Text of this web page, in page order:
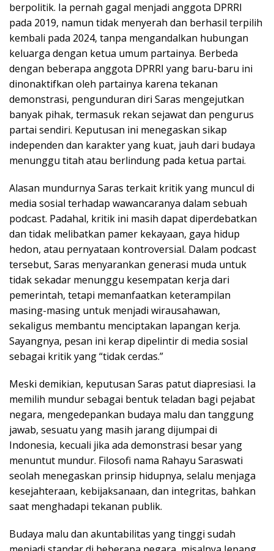
berpolitik. Ia pernah gagal menjadi anggota DPRRI
pada 2019, namun tidak menyerah dan berhasil terpilih
kembali pada 2024, tanpa mengandalkan hubungan
keluarga dengan ketua umum partainya. Berbeda
dengan beberapa anggota DPRRI yang baru-baru ini
dinonaktifkan oleh partainya karena tekanan
demonstrasi, pengunduran diri Saras mengejutkan
banyak pihak, termasuk rekan sejawat dan pengurus
partai sendiri. Keputusan ini menegaskan sikap
independen dan karakter yang kuat, jauh dari budaya
menunggu titah atau berlindung pada ketua partai.
Alasan mundurnya Saras terkait kritik yang muncul di
media sosial terhadap wawancaranya dalam sebuah
podcast. Padahal, kritik ini masih dapat diperdebatkan
dan tidak melibatkan pamer kekayaan, gaya hidup
hedon, atau pernyataan kontroversial. Dalam podcast
tersebut, Saras menyarankan generasi muda untuk
tidak sekadar menunggu kesempatan kerja dari
pemerintah, tetapi memanfaatkan keterampilan
masing-masing untuk menjadi wirausahawan,
sekaligus membantu menciptakan lapangan kerja.
Sayangnya, pesan ini kerap dipelintir di media sosial
sebagai kritik yang “tidak cerdas.”
Meski demikian, keputusan Saras patut diapresiasi. Ia
memilih mundur sebagai bentuk teladan bagi pejabat
negara, mengedepankan budaya malu dan tanggung
jawab, sesuatu yang masih jarang dijumpai di
Indonesia, kecuali jika ada demonstrasi besar yang
menuntut mundur. Filosofi nama Rahayu Saraswati
seolah menegaskan prinsip hidupnya, selalu menjaga
kesejahteraan, kebijaksanaan, dan integritas, bahkan
saat menghadapi tekanan publik.
Budaya malu dan akuntabilitas yang tinggi sudah